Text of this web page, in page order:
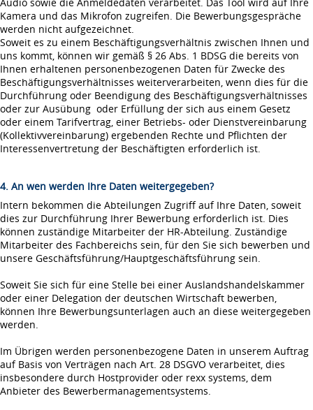
Kamera und das Mikrofon zugreifen. Die Bewerbungsgespräche
werden nicht aufgezeichnet.
Soweit es zu einem Beschäftigungsverhältnis zwischen Ihnen und
uns kommt, können wir gemäß § 26 Abs. 1 BDSG die bereits von
Ihnen erhaltenen personenbezogenen Daten für Zwecke des
Beschäftigungsverhältnisses weiterverarbeiten, wenn dies für die
Durchführung oder Beendigung des Beschäftigungsverhältnisses
oder zur Ausübung oder Erfüllung der sich aus einem Gesetz
oder einem Tarifvertrag, einer Betriebs- oder Dienstvereinbarung
(Kollektivvereinbarung) ergebenden Rechte und Pflichten der
Interessenvertretung der Beschäftigten erforderlich ist.
4. An wen werden Ihre Daten weitergegeben?
Intern bekommen die Abteilungen Zugriff auf Ihre Daten, soweit
dies zur Durchführung Ihrer Bewerbung erforderlich ist. Dies
können zuständige Mitarbeiter der HR-Abteilung. Zuständige
Mitarbeiter des Fachbereichs sein, für den Sie sich bewerben und
unsere Geschäftsführung/Hauptgeschäftsführung sein.
Soweit Sie sich für eine Stelle bei einer Auslandshandelskammer
oder einer Delegation der deutschen Wirtschaft bewerben,
können Ihre Bewerbungsunterlagen auch an diese weitergegeben
werden.
Im Übrigen werden personenbezogene Daten in unserem Auftrag
auf Basis von Verträgen nach Art. 28 DSGVO verarbeitet, dies
insbesondere durch Hostprovider oder rexx systems, dem
Anbieter des Bewerbermanagementsystems.